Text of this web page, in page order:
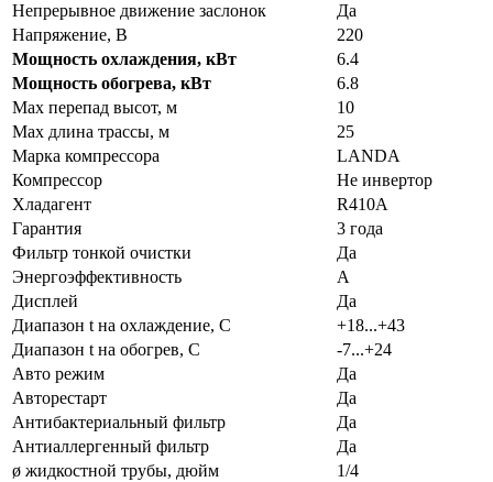
Непрерывное движение заслонок
Да
Напряжение, В
220
Мощность охлаждения, кВт
6.4
Мощность обогрева, кВт
6.8
Max перепад высот, м
10
Max длина трассы, м
25
Марка компрессора
LANDA
Компрессор
Не инвертор
Хладагент
R410A
Гарантия
3 года
Фильтр тонкой очистки
Да
Энергоэффективность
A
Дисплей
Да
Диапазон t на охлаждение, С
+18...+43
Диапазон t на обогрев, С
-7...+24
Авто режим
Да
Авторестарт
Да
Антибактериальный фильтр
Да
Антиаллергенный фильтр
Да
ø жидкостной трубы, дюйм
1/4